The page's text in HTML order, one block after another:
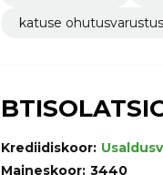
katuse ohutusvarustus
Krediidiskoor:
Maineskoor: 3440